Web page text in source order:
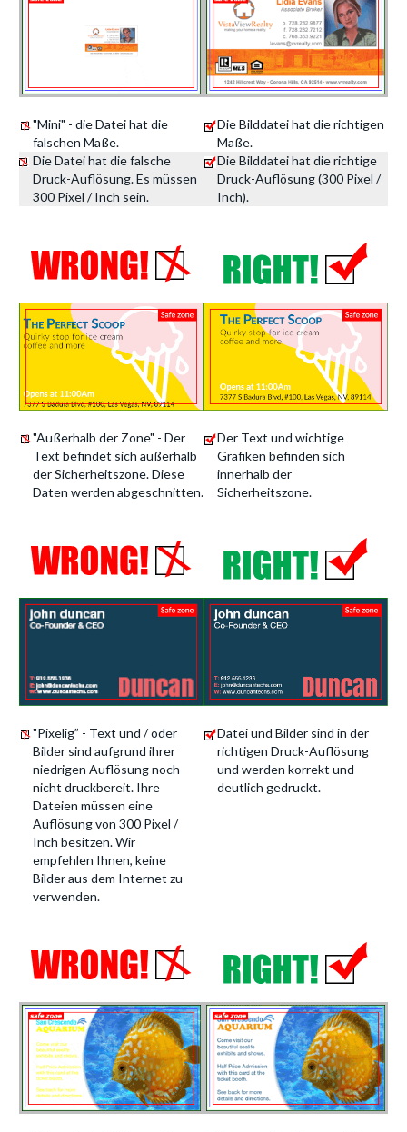
"Mini" - die Datei hat die
falschen Maße.
Die Datei hat die falsche
Druck-Auflösung. Es müssen
300 Pixel / Inch sein.
Die Bilddatei hat die richtigen
Maße.
Die Bilddatei hat die richtige
Druck-Auflösung (300 Pixel /
Inch).
"Außerhalb der Zone" - Der
Text befindet sich außerhalb
der Sicherheitszone. Diese
Daten werden abgeschnitten.
Der Text und wichtige
Grafiken befinden sich
innerhalb der
Sicherheitszone.
"Pixelig” - Text und / oder
Bilder sind aufgrund ihrer
niedrigen Auflösung noch
nicht druckbereit. Ihre
Dateien müssen eine
Auflösung von 300 Pixel /
Inch besitzen. Wir
empfehlen Ihnen, keine
Bilder aus dem Internet zu
verwenden.
Datei und Bilder sind in der
richtigen Druck-Auflösung
und werden korrekt und
deutlich gedruckt.